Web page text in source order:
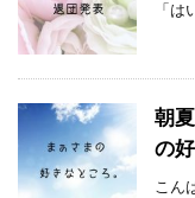
「
朝
の
こん